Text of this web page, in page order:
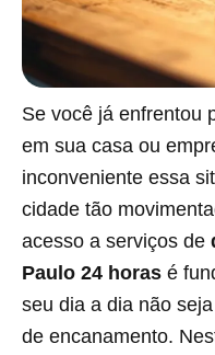
Se você já enfrentou
em sua casa ou
inconveniente essa
cidade tão
acesso a serviços de
Paulo 24 horas é
seu dia a dia não
de encanamento.